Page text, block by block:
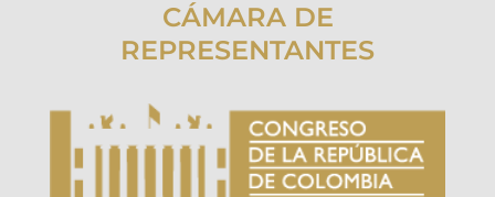
CÁMARA DE
REPRESENTANTES